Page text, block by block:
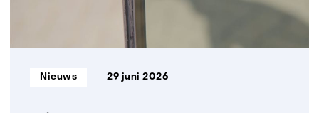
Informatietype:
Nieuws 29 juni 2026